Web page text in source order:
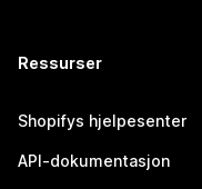
Ressurser
Shopifys hjelpesenter
API-dokumentasjon